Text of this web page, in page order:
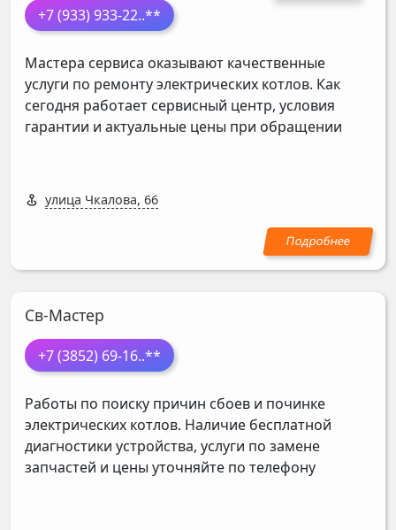
+7 (933) 933-22..**
Мастера сервиса оказывают качественные
услуги по ремонту электрических котлов. Как
сегодня работает сервисный центр, условия
гарантии и актуальные цены при обращении
улица Чкалова, 66
Св-Мастер
+7 (3852) 69-16..**
Работы по поиску причин сбоев и починке
электрических котлов. Наличие бесплатной
диагностики устройства, услуги по замене
запчастей и цены уточняйте по телефону